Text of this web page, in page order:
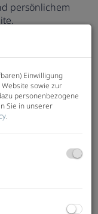
persönlichem
Geschichte.
und jeder
Einwilligung
sowie zur
personenbezogene
Sie in unserer
.